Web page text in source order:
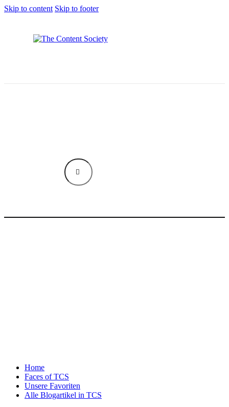
Skip to content Skip to footer
Home
Faces of TCS
Unsere Favoriten
Alle Blogartikel in TCS